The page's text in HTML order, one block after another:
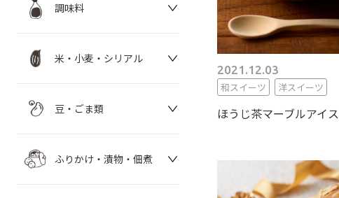
調味料
米・小麦・シリアル
豆・ごま類
ふりかけ・漬物・佃煮
2021.12.03
和スイーツ
洋スイーツ
ほうじ茶マーブルアイス